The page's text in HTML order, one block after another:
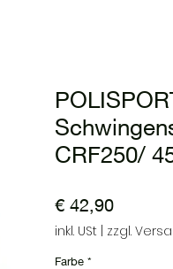
CRF250/
€ 42,90Preis
inkl. USt zzgl.
Farbe *